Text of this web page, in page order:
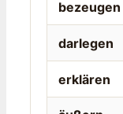
bezeugen
darlegen
erklären